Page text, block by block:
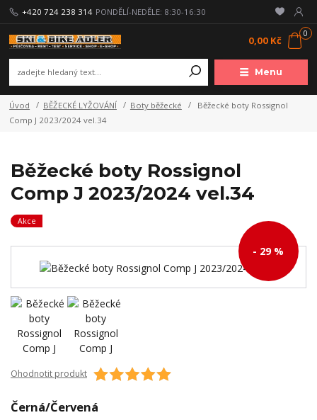
Menu
+420 724 238 314 PONDĚLÍ-NEDĚLE: 8:30-16:30
0
0,00 Kč
Úvod BĚŽECKÉ LYŽOVÁNÍ Boty běžecké
Běžecké boty Rossignol
Comp J 2023/2024 vel.34
Běžecké boty Rossignol
Comp J 2023/2024 vel.34
Akce
- 29 %
Ohodnotit produkt
Černá/Červená